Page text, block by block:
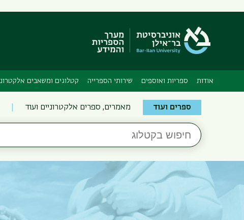
אודות ספריות ואוספים שירותי הספרייה קטלוגים ומשאבים
Search
the
Bar-
Ilan
Libraries
ספרים ועוד מאמרים, ספרים אלקטרוניים ועוד
חיפוש
בקטלוג